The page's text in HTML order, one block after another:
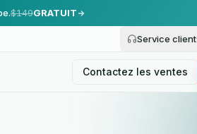
$149GRATUIT
Service client
Contactez les ventes